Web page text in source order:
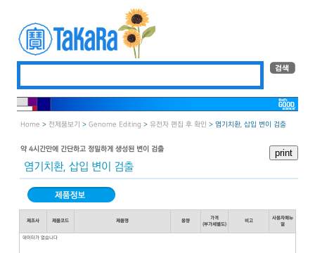
Home > 전제품보기 > Genome Editing > 유전자 편집 후 확인 > 염기치환, 삽입 변이 검출
약 4시간만에 간단하고 정밀하게 생성된 변이 검출
염기치환, 삽입 변이 검출
제조사 제품코드 제품명 용량
가격
(부가세별도)
비고
사용자매뉴
얼
데이터가 없습니다